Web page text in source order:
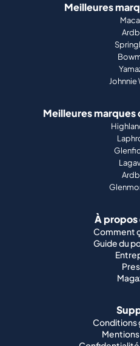
Meilleures
Johnnie
Meilleures marques
À propos
Comment
Guide du
Conditions